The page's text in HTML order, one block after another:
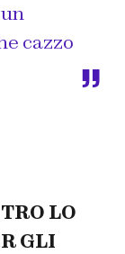
cazzo
LO
GLI